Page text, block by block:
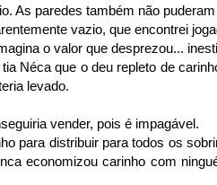
As paredes também não
vazio, que encontrei
o valor que desprezou...
Néca que o deu repleto de
levado.
vender, pois é impagável.
para distribuir para todos os
economizou carinho com